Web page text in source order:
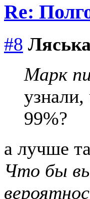
Re:
#8
Марк
узнали,
99%?
а лучше
Что бы